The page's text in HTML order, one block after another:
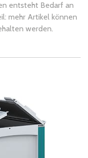
entsteht Bedarf an
mehr Artikel können
werden.